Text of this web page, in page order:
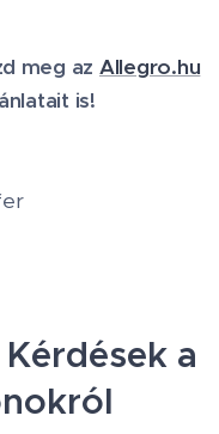
meg az Allegro.hu
is!
a